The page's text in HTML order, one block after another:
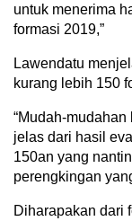
untuk menerima
formasi 2019,”
Lawendatu
kurang lebih 150
“Mudah-
jelas dari hasil
150an yang
perengkingan
Diharapakan dari